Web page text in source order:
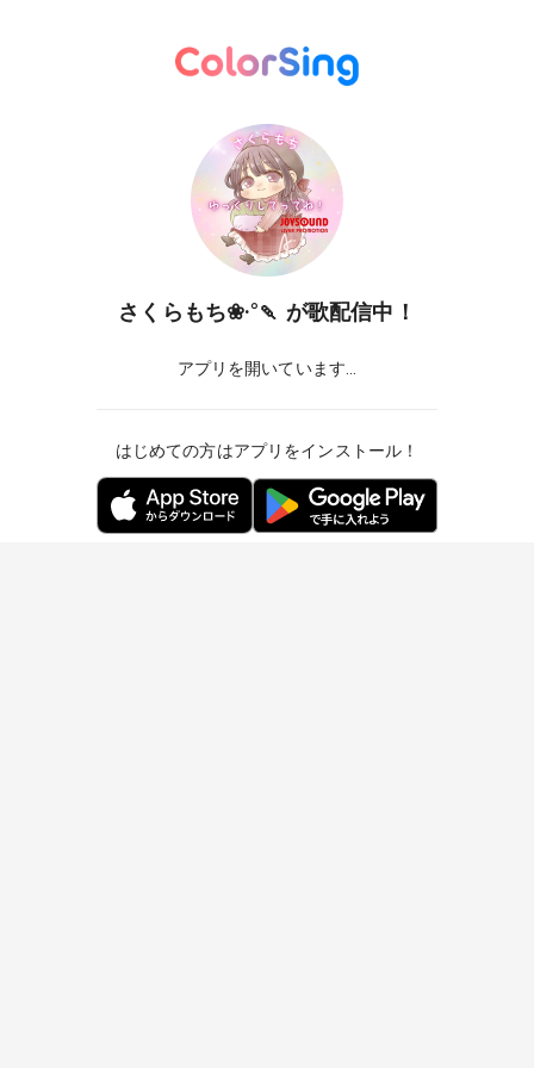
さくらもち❀·°🍡 が歌配信中！
アプリを開いています...
はじめての方はアプリをインストール！